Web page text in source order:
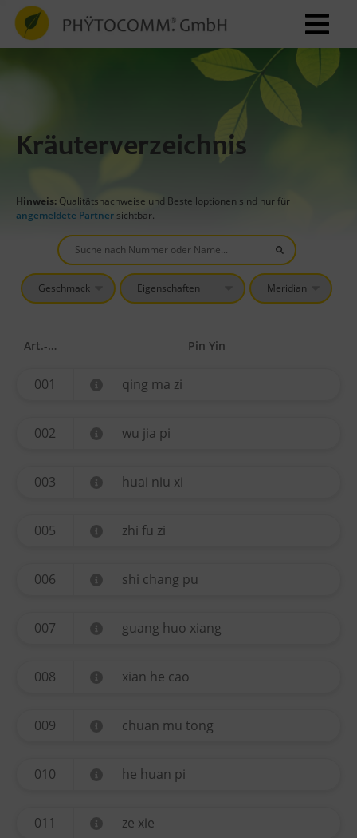
Kräuterverzeichnis
Hinweis: Qualitätsnachweise und Bestelloptionen sind nur für
angemeldete Partner sichtbar.
Art.-Nr. Pin Yin
001 qing ma zi
002 wu jia pi
003 huai niu xi
005 zhi fu zi
006 shi chang pu
007 guang huo xiang
008 xian he cao
009 chuan mu tong
010 he huan pi
011 ze xie